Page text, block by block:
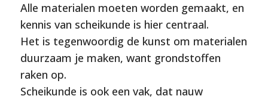
Alle materialen moeten worden gemaakt, en
kennis van scheikunde is hier centraal.
Het is tegenwoordig de kunst om materialen
duurzaam je maken, want grondstoffen
raken op.
Scheikunde is ook een vak, dat nauw